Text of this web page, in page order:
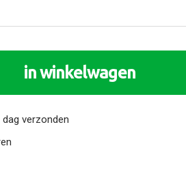
in winkelwagen
verzonden